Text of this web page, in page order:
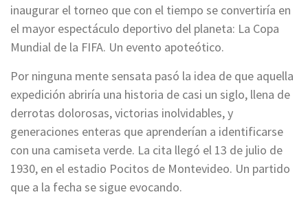
inaugurar el torneo que con el tiempo se convertiría en
el mayor espectáculo deportivo del planeta: La Copa
Mundial de la FIFA. Un evento apoteótico.
Por ninguna mente sensata pasó la idea de que aquella
expedición abriría una historia de casi un siglo, llena de
derrotas dolorosas, victorias inolvidables, y
generaciones enteras que aprenderían a identificarse
con una camiseta verde. La cita llegó el 13 de julio de
1930, en el estadio Pocitos de Montevideo. Un partido
que a la fecha se sigue evocando.